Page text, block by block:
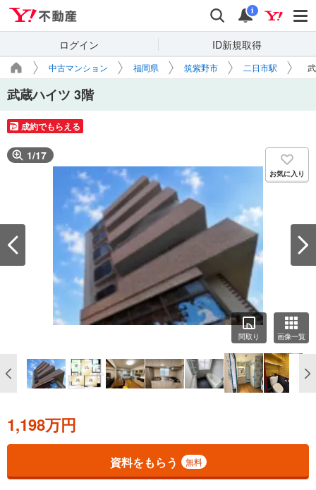
検索 通知
i
ログイン ID新規取得
中古マンション 福岡県 筑紫野市 二日市駅
武蔵ハイツ 3階
成約でもらえる
1/17
お気に入り
間取り 画像一覧
1,198万円
資料をもらう 無料